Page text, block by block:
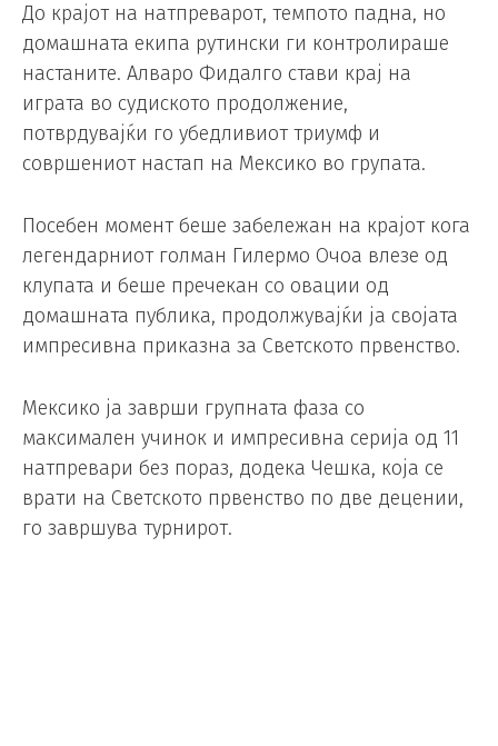
До крајот на натпреварот, темпото падна, но
домашната екипа рутински ги контролираше
настаните. Алваро Фидалго стави крај на
играта во судиското продолжение,
потврдувајќи го убедливиот триумф и
совршениот настап на Мексико во групата.
Посебен момент беше забележан на крајот кога
легендарниот голман Гилермо Очоа влезе од
клупата и беше пречекан со овации од
домашната публика, продолжувајќи ја својата
импресивна приказна за Светското првенство.
Мексико ја заврши групната фаза со
максимален учинок и импресивна серија од 11
натпревари без пораз, додека Чешка, која се
врати на Светското првенство по две децении,
го завршува турнирот.